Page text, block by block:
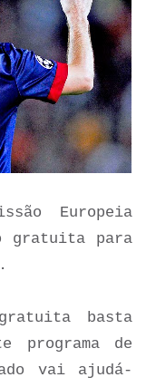
Europeia
gratuita para
basta
programa de
vai ajudá-